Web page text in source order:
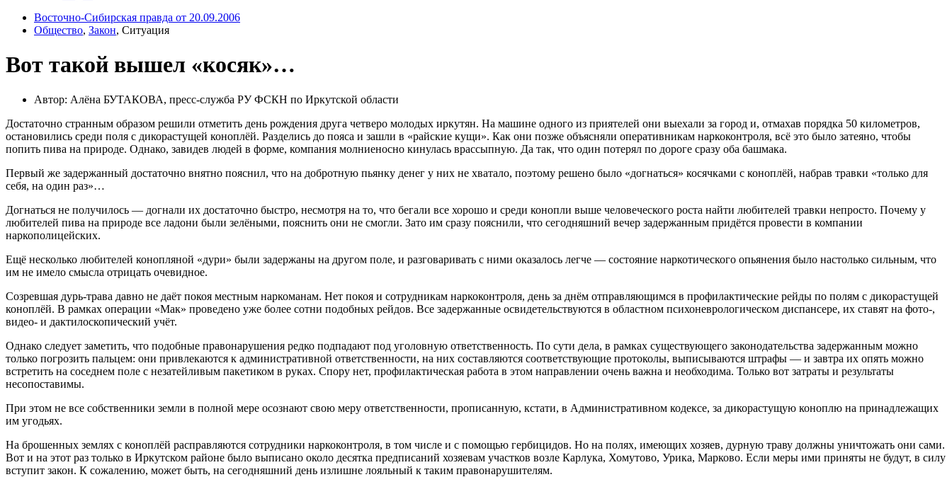
Восточно-Сибирская правда от 20.09.2006
Общество, Закон, Ситуация
Вот такой вышел «косяк»…
Автор: Алёна БУТАКОВА, пресс-служба РУ ФСКН по Иркутской области
Достаточно странным образом решили отметить день рождения друга четверо молодых иркутян. На машине одного из приятелей они выехали за город и, отмахав порядка 50 километров,
остановились среди поля с дикорастущей коноплёй. Разделись до пояса и зашли в «райские кущи». Как они позже объясняли оперативникам наркоконтроля, всё это было затеяно, чтобы
попить пива на природе. Однако, завидев людей в форме, компания молниеносно кинулась врассыпную. Да так, что один потерял по дороге сразу оба башмака.
Первый же задержанный достаточно внятно пояснил, что на добротную пьянку денег у них не хватало, поэтому решено было «догнаться» косячками с коноплёй, набрав травки «только для
себя, на один раз»…
Догнаться не получилось — догнали их достаточно быстро, несмотря на то, что бегали все хорошо и среди конопли выше человеческого роста найти любителей травки непросто. Почему у
любителей пива на природе все ладони были зелёными, пояснить они не смогли. Зато им сразу пояснили, что сегодняшний вечер задержанным придётся провести в компании
наркополицейских.
Ещё несколько любителей конопляной «дури» были задержаны на другом поле, и разговаривать с ними оказалось легче — состояние наркотического опьянения было настолько сильным, что
им не имело смысла отрицать очевидное.
Созревшая дурь-трава давно не даёт покоя местным наркоманам. Нет покоя и сотрудникам наркоконтроля, день за днём отправляющимся в профилактические рейды по полям с дикорастущей
коноплёй. В рамках операции «Мак» проведено уже более сотни подобных рейдов. Все задержанные освидетельствуются в областном психоневрологическом диспансере, их ставят на фото-,
видео- и дактилоскопический учёт.
Однако следует заметить, что подобные правонарушения редко подпадают под уголовную ответственность. По сути дела, в рамках существующего законодательства задержанным можно
только погрозить пальцем: они привлекаются к административной ответственности, на них составляются соответствующие протоколы, выписываются штрафы — и завтра их опять можно
встретить на соседнем поле с незатейливым пакетиком в руках. Спору нет, профилактическая работа в этом направлении очень важна и необходима. Только вот затраты и результаты
несопоставимы.
При этом не все собственники земли в полной мере осознают свою меру ответственности, прописанную, кстати, в Административном кодексе, за дикорастущую коноплю на принадлежащих
им угодьях.
На брошенных землях с коноплёй расправляются сотрудники наркоконтроля, в том числе и с помощью гербицидов. Но на полях, имеющих хозяев, дурную траву должны уничтожать они сами.
Вот и на этот раз только в Иркутском районе было выписано около десятка предписаний хозяевам участков возле Карлука, Хомутово, Урика, Марково. Если меры ими приняты не будут, в силу
вступит закон. К сожалению, может быть, на сегодняшний день излишне лояльный к таким правонарушителям.